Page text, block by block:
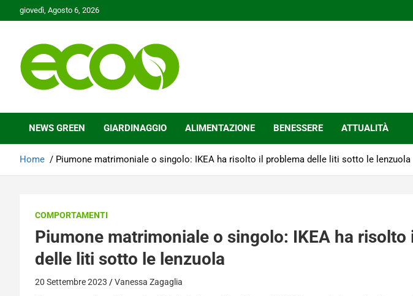
to
giovedì, Agosto 6, 2026
Ecoo.it
NEWS GREEN GIARDINAGGIO ALIMENTAZIONE BENESSERE ATTUALITÀ
Home Piumone matrimoniale o singolo: IKEA ha risolto il problema delle liti sotto le lenzuola
COMPORTAMENTI
Piumone matrimoniale o singolo: IKEA ha risolto
delle liti sotto le lenzuola
20 Settembre 2023 Vanessa Zagaglia